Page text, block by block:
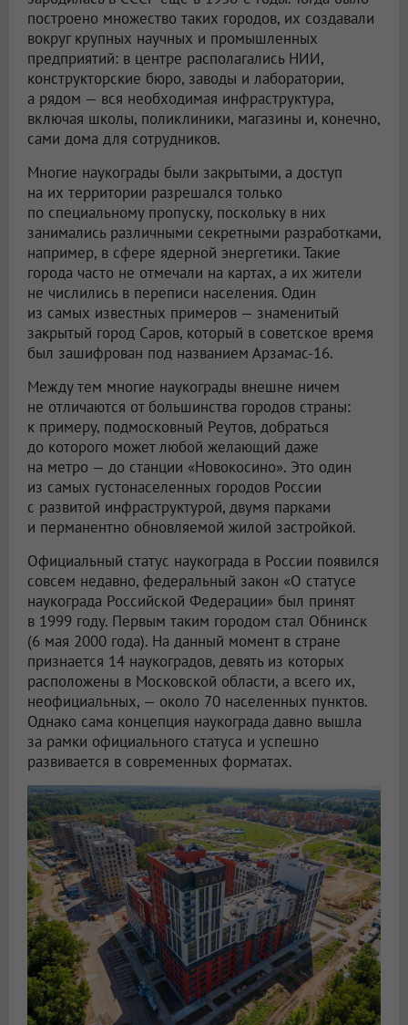
построено множество таких городов, их создавали
вокруг крупных научных и промышленных
предприятий: в центре располагались НИИ,
конструкторские бюро, заводы и лаборатории,
а рядом — вся необходимая инфраструктура,
включая школы, поликлиники, магазины и, конечно,
сами дома для сотрудников.
Многие наукограды были закрытыми, а доступ
на их территории разрешался только
по специальному пропуску, поскольку в них
занимались различными секретными разработками,
например, в сфере ядерной энергетики. Такие
города часто не отмечали на картах, а их жители
не числились в переписи населения. Один
из самых известных примеров — знаменитый
закрытый город Саров, который в советское время
был зашифрован под названием Арзамас-16.
Между тем многие наукограды внешне ничем
не отличаются от большинства городов страны:
к примеру, подмосковный Реутов, добраться
до которого может любой желающий даже
на метро — до станции «Новокосино». Это один
из самых густонаселенных городов России
с развитой инфраструктурой, двумя парками
и перманентно обновляемой жилой застройкой.
Официальный статус наукограда в России появился
совсем недавно, федеральный закон «О статусе
наукограда Российской Федерации» был принят
в 1999 году. Первым таким городом стал Обнинск
(6 мая 2000 года). На данный момент в стране
признается 14 наукоградов, девять из которых
расположены в Московской области, а всего их,
неофициальных, — около 70 населенных пунктов.
Однако сама концепция наукограда давно вышла
за рамки официального статуса и успешно
развивается в современных форматах.